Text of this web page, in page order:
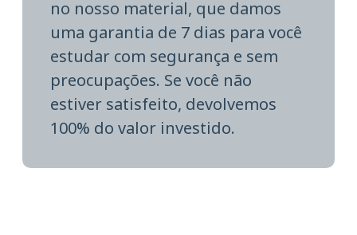
no nosso material, que damos
uma garantia de 7 dias para você
estudar com segurança e sem
preocupações. Se você não
estiver satisfeito, devolvemos
100% do valor investido.